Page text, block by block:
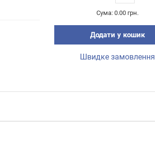
Сума: 0.00 грн.
Додати у кошик
Швидке замовлення